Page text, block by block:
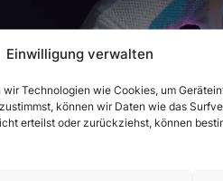
Einwilligung verwalten
Technologien wie Cookies, um
können wir Daten wie das
erteilst oder zurückziehst, können